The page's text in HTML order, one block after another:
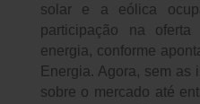
solar e a eólica
participação na
energia, conforme
Energia. Agora, sem as
sobre o mercado até